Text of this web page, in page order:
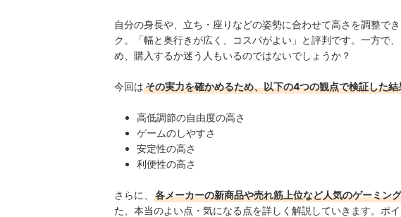
自分の身長や、立ち・座りなどの姿勢に合わせて高さを調整で
ク。「幅と奥行きが広く、コスパがよい」と評判です。一方で
め、購入するか迷う人もいるのではないでしょうか？
今回はその実力を確かめるため、以下の4つの観点で検証した
高低調節の自由度の高さ
ゲームのしやすさ
安定性の高さ
利便性の高さ
さらに、 各メーカーの新商品や売れ筋上位など人気のゲーミン
た、本当のよい点・気になる点を詳しく解説していきます。ポ